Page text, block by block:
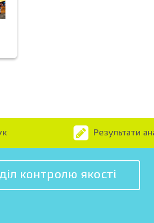
Результати
контролю якості